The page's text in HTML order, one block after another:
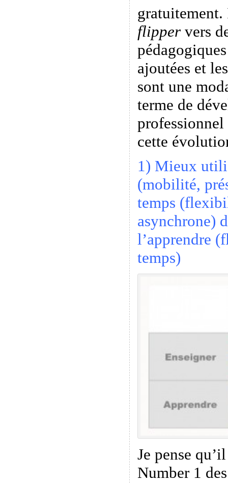
flippervers
ajoutées et
sont une
terme de
professionnel
cette
1) Mieux
(mobilité,
temps
asynchrone)
l’apprendre
temps)
Je pense
Number 1